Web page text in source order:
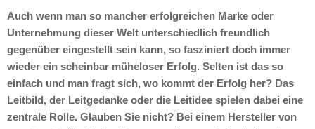
Auch wenn man so mancher erfolgreichen Marke oder
Unternehmung dieser Welt unterschiedlich freundlich
gegenüber eingestellt sein kann, so fasziniert doch immer
wieder ein scheinbar müheloser Erfolg. Selten ist das so
einfach und man fragt sich, wo kommt der Erfolg her? Das
Leitbild, der Leitgedanke oder die Leitidee spielen dabei eine
zentrale Rolle. Glauben Sie nicht? Bei einem Hersteller von